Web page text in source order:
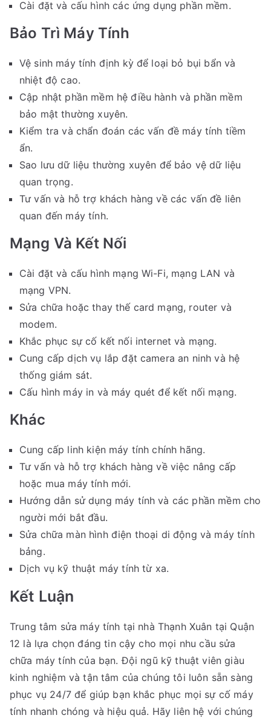
Cài đặt và cấu hình các ứng dụng phần mềm.
Bảo Trì Máy Tính
Vệ sinh máy tính định kỳ để loại bỏ bụi bẩn và
nhiệt độ cao.
Cập nhật phần mềm hệ điều hành và phần mềm
bảo mật thường xuyên.
Kiểm tra và chẩn đoán các vấn đề máy tính tiềm
ẩn.
Sao lưu dữ liệu thường xuyên để bảo vệ dữ liệu
quan trọng.
Tư vấn và hỗ trợ khách hàng về các vấn đề liên
quan đến máy tính.
Mạng Và Kết Nối
Cài đặt và cấu hình mạng Wi-Fi, mạng LAN và
mạng VPN.
Sửa chữa hoặc thay thế card mạng, router và
modem.
Khắc phục sự cố kết nối internet và mạng.
Cung cấp dịch vụ lắp đặt camera an ninh và hệ
thống giám sát.
Cấu hình máy in và máy quét để kết nối mạng.
Khác
Cung cấp linh kiện máy tính chính hãng.
Tư vấn và hỗ trợ khách hàng về việc nâng cấp
hoặc mua máy tính mới.
Hướng dẫn sử dụng máy tính và các phần mềm cho
người mới bắt đầu.
Sửa chữa màn hình điện thoại di động và máy tính
bảng.
Dịch vụ kỹ thuật máy tính từ xa.
Kết Luận
Trung tâm sửa máy tính tại nhà Thạnh Xuân tại Quận
12 là lựa chọn đáng tin cậy cho mọi nhu cầu sửa
chữa máy tính của bạn. Đội ngũ kỹ thuật viên giàu
kinh nghiệm và tận tâm của chúng tôi luôn sẵn sàng
phục vụ 24/7 để giúp bạn khắc phục mọi sự cố máy
tính nhanh chóng và hiệu quả. Hãy liên hệ với chúng